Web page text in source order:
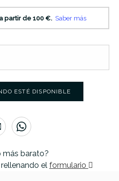
ESTÉ DISPONIBLE
más barato?
el formulario